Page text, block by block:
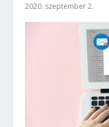
2020. szeptember 2.